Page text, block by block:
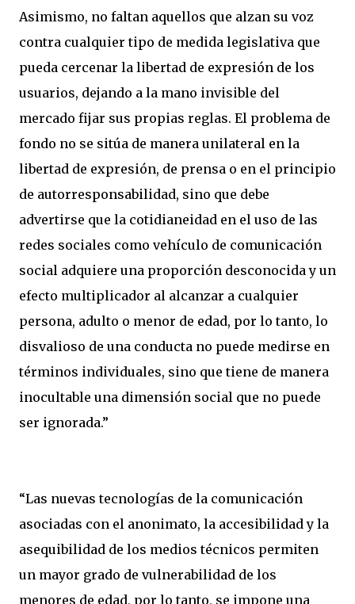
Asimismo, no faltan aquellos que alzan su voz
contra cualquier tipo de medida legislativa que
pueda cercenar la libertad de expresión de los
usuarios, dejando a la mano invisible del
mercado fijar sus propias reglas. El problema de
fondo no se sitúa de manera unilateral en la
libertad de expresión, de prensa o en el principio
de autorresponsabilidad, sino que debe
advertirse que la cotidianeidad en el uso de las
redes sociales como vehículo de comunicación
social adquiere una proporción desconocida y un
efecto multiplicador al alcanzar a cualquier
persona, adulto o menor de edad, por lo tanto, lo
disvalioso de una conducta no puede medirse en
términos individuales, sino que tiene de manera
inocultable una dimensión social que no puede
ser ignorada.”
“Las nuevas tecnologías de la comunicación
asociadas con el anonimato, la accesibilidad y la
asequibilidad de los medios técnicos permiten
un mayor grado de vulnerabilidad de los
menores de edad, por lo tanto, se impone una